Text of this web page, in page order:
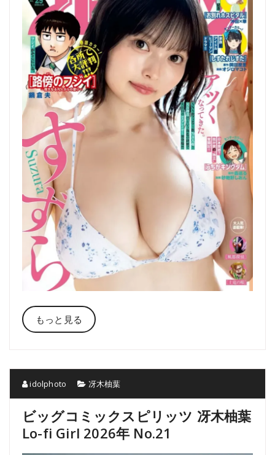
もっと見る
idolphoto 冴木柚葉
ビッグコミックスピリッツ 冴木柚葉
Lo-fi Girl 2026年 No.21